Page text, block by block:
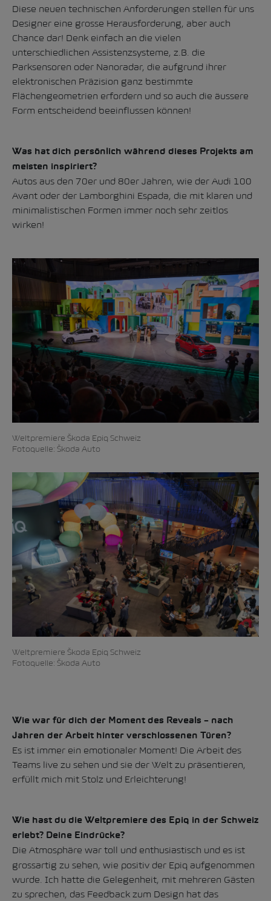
Diese neuen technischen Anforderungen stellen für uns
Designer eine grosse Herausforderung, aber auch
Chance dar! Denk einfach an die vielen
unterschiedlichen Assistenzsysteme, z.B. die
Parksensoren oder Nanoradar, die aufgrund ihrer
elektronischen Präzision ganz bestimmte
Flächengeometrien erfordern und so auch die äussere
Form entscheidend beeinflussen können!
Was hat dich persönlich während dieses Projekts am
meisten inspiriert?
Autos aus den 70er und 80er Jahren, wie der Audi 100
Avant oder der Lamborghini Espada, die mit klaren und
minimalistischen Formen immer noch sehr zeitlos
wirken!
Weltpremiere Škoda Epiq Schweiz
Fotoquelle: Škoda Auto
Weltpremiere Škoda Epiq Schweiz
Fotoquelle: Škoda Auto
Wie war für dich der Moment des Reveals – nach
Jahren der Arbeit hinter verschlossenen Türen?
Es ist immer ein emotionaler Moment! Die Arbeit des
Teams live zu sehen und sie der Welt zu präsentieren,
erfüllt mich mit Stolz und Erleichterung!
Wie hast du die Weltpremiere des Epiq in der Schweiz
erlebt? Deine Eindrücke?
Die Atmosphäre war toll und enthusiastisch und es ist
grossartig zu sehen, wie positiv der Epiq aufgenommen
wurde. Ich hatte die Gelegenheit, mit mehreren Gästen
zu sprechen, das Feedback zum Design hat das